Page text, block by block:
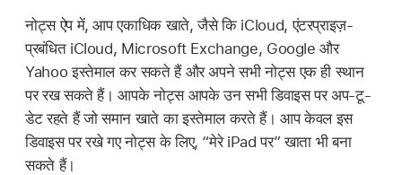
नोट्स ऐप में, आप एकाधिक खाते, जैसे कि iCloud, एंटरप्राइज़-
प्रबंधित iCloud, Microsoft Exchange, Google और
Yahoo इस्तेमाल कर सकते हैं और अपने सभी नोट्स एक ही स्थान
पर रख सकते हैं। आपके नोट्स आपके उन सभी डिवाइस पर अप-टू-
डेट रहते हैं जो समान खाते का इस्तेमाल करते हैं। आप केवल इस
डिवाइस पर रखे गए नोट्स के लिए, “मेरे iPad पर” खाता भी बना
सकते हैं।